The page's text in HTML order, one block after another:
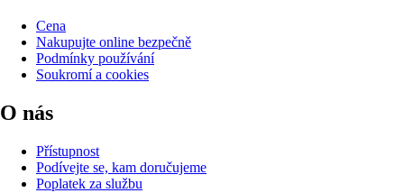
Cena
Nakupujte online bezpečně
Podmínky používání
Soukromí a cookies
O nás
Přístupnost
Podívejte se, kam doručujeme
Poplatek za službu